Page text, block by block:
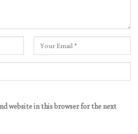
website in this browser for the next